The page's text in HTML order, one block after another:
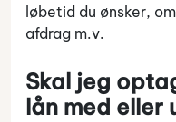
løbetid du ønsker,
afdrag m.v.
Skal jeg
lån med eller